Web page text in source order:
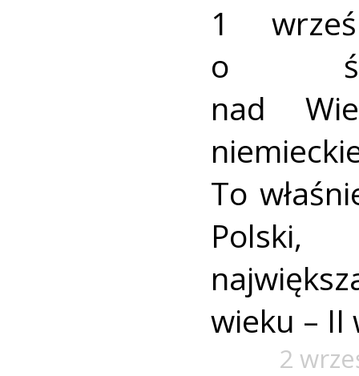
1
o
nad
To
Polski,
wieku – II
2